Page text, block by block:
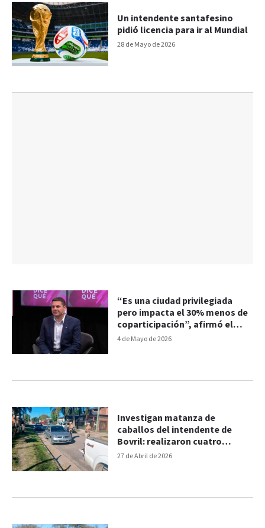
28 de Mayo de 2026
Un intendente santafesino
pidió licencia para ir al Mundial
4 de Mayo de 2026
“Es una ciudad privilegiada
pero impacta el 30% menos de
coparticipación”, afirmó el
intendente de San José
27 de Abril de 2026
Investigan matanza de
caballos del intendente de
Bovril: realizaron cuatro
allanamientos